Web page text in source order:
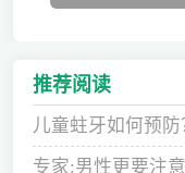
推荐阅读
儿童蛀牙如何预防
专家:男性更要注